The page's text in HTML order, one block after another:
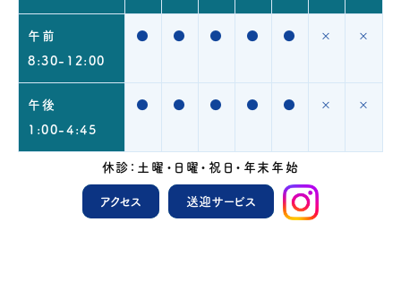
午前
8:30-12:00
● ● ● ● ● × ×
午後
1:00-4:45
● ● ● ● ● × ×
休診：土曜・日曜・祝日・年末年始
アクセス 送迎サービス